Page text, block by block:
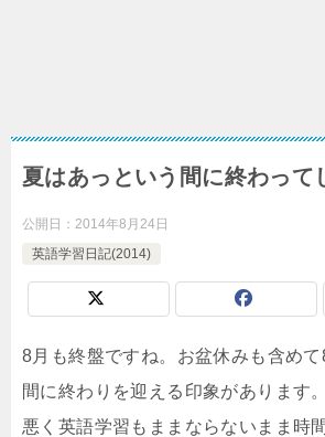
夏はあっという間に終わって
公開日： 2014年8月24日
英語学習日記(2014)
8月も終盤ですね。お盆休みも含めて
間に終わりを迎える印象があります
悪く英語学習もままならないまま時